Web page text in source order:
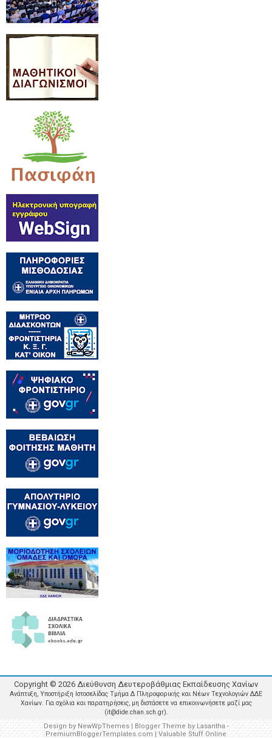
Copyright © 2026 Διεύθυνση Δευτεροβάθμιας Εκπαίδευσης Χανίων
Ανάπτυξη, Υποστήριξη Ιστοσελίδας Τμήμα Δ Πληροφορικής και Νέων Τεχνολογιών ΔΔΕ
Χανίων. Για σχόλια και παρατηρήσεις, μη διστάσετε να επικοινωνήσετε μαζί μας
(it@dide.chan.sch.gr).
Design byNewWpThemes| Blogger Theme byLasantha-
PremiumBloggerTemplates.com|Valuable Stuff Online